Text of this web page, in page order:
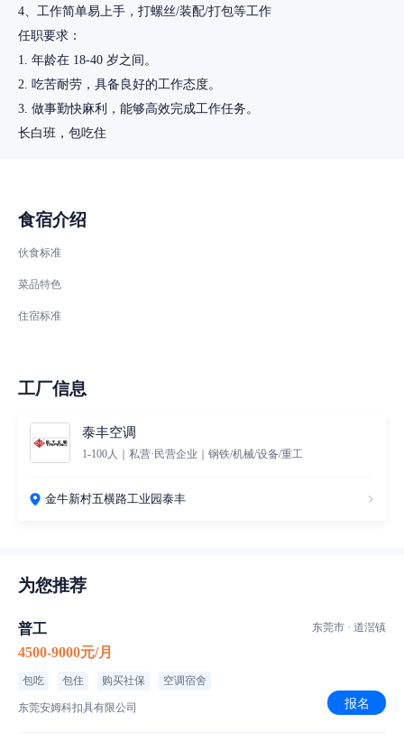
4、工作简单易上手，打螺丝/装配/打包等工作
任职要求：
1. 年龄在 18-40 岁之间。
2. 吃苦耐劳，具备良好的工作态度。
3. 做事勤快麻利，能够高效完成工作任务。
食宿介绍
伙食标准
菜品特色
住宿标准
工厂信息
泰丰空调
1-100人｜私营·民营企业｜钢铁/机械/设备/重工
金牛新村五横路工业园泰丰
为您推荐
普工
4500-9000元/月
包吃 包住 购买社保 空调宿舍
东莞安姆科扣具有限公司
东莞市 · 道滘镇
报名